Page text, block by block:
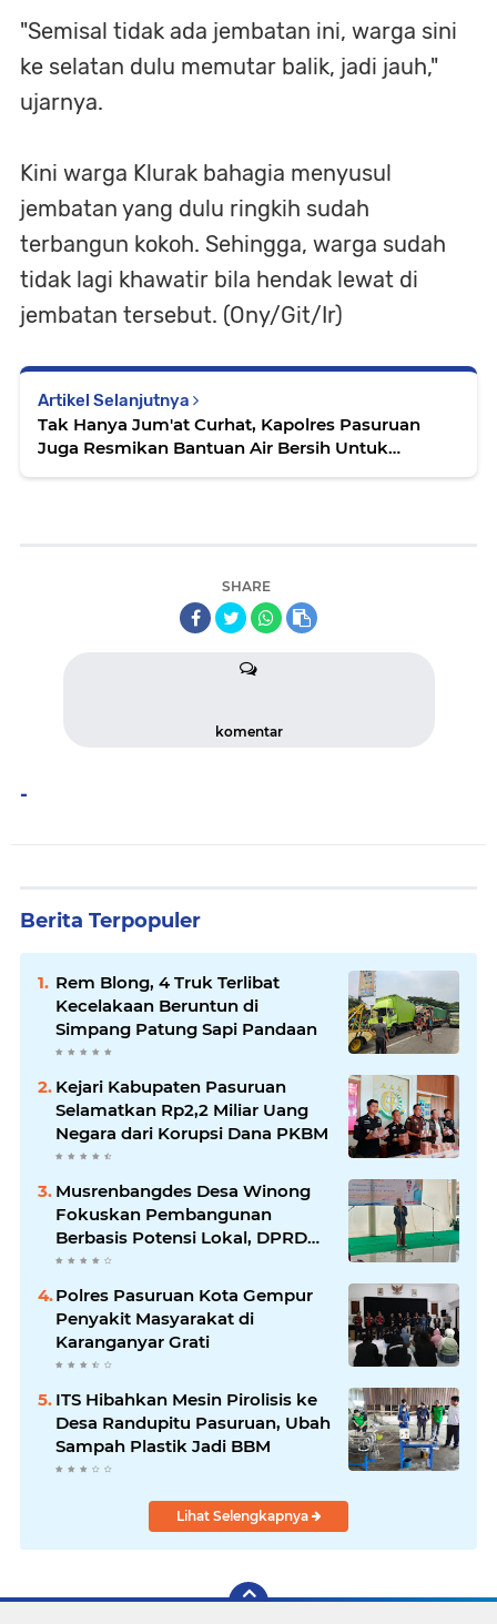
"Semisal tidak ada jembatan ini, warga sini
ke selatan dulu memutar balik, jadi jauh,"
ujarnya.
Kini warga Klurak bahagia menyusul
jembatan yang dulu ringkih sudah
terbangun kokoh. Sehingga, warga sudah
tidak lagi khawatir bila hendak lewat di
jembatan tersebut. (Ony/Git/Ir)
Artikel Selanjutnya
Tak Hanya Jum'at Curhat, Kapolres Pasuruan
Juga Resmikan Bantuan Air Bersih Untuk
SHARE
komentar
-
Berita Terpopuler
Rem Blong, 4 Truk Terlibat
Kecelakaan Beruntun di
Simpang Patung Sapi Pandaan
Kejari Kabupaten Pasuruan
Selamatkan Rp2,2 Miliar Uang
Negara dari Korupsi Dana PKBM
Musrenbangdes Desa Winong
Fokuskan Pembangunan
Berbasis Potensi Lokal, DPRD
Optimistis Meski Dihantam
Polres Pasuruan Kota Gempur
Penyakit Masyarakat di
Karanganyar Grati
ITS Hibahkan Mesin Pirolisis ke
Desa Randupitu Pasuruan, Ubah
Sampah Plastik Jadi BBM
Lihat Selengkapnya